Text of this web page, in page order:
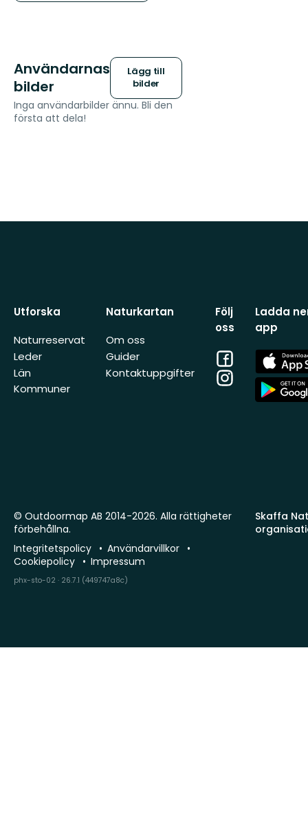
Användarnas
bilder
Lägg till
bilder
Inga användarbilder ännu. Bli den
första att dela!
Utforska
Naturreservat
Leder
Län
Kommuner
Naturkartan
Om oss
Guider
Kontaktuppgifter
Följ
oss
Facebook
Instagram
Ladda
app
App
Store
App
Store
Skaffa
© Outdoormap AB 2014-2026. Alla rättigheter
förbehållna.
Integritetspolicy
Användarvillkor
Cookiepolicy
Impressum
phx-sto-02 · 26.7.1 (449747a8c)